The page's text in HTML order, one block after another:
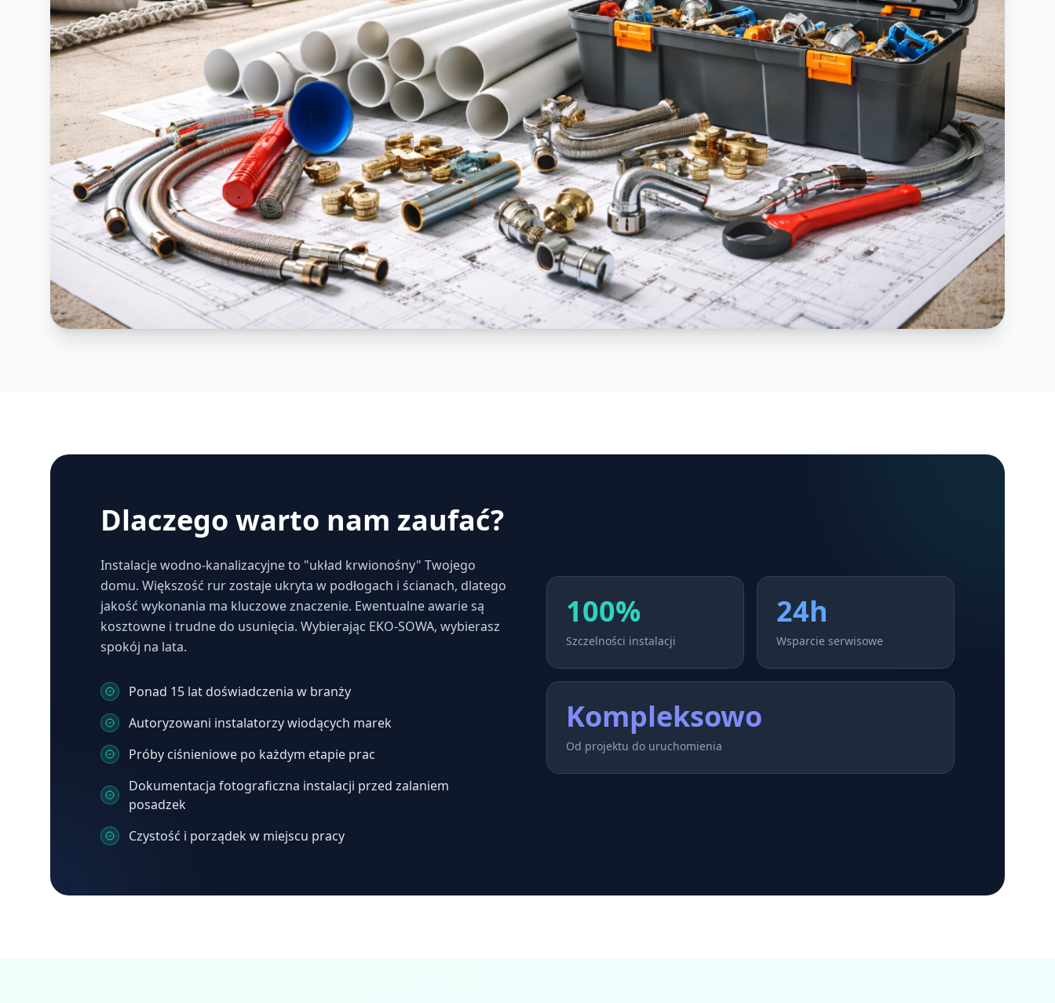
Dlaczego warto nam zaufać?
Instalacje wodno-kanalizacyjne to "układ krwionośny" Twojego
domu. Większość rur zostaje ukryta w podłogach i ścianach, dlatego
jakość wykonania ma kluczowe znaczenie. Ewentualne awarie są
kosztowne i trudne do usunięcia. Wybierając EKO-SOWA, wybierasz
spokój na lata.
Ponad 15 lat doświadczenia w branży
Autoryzowani instalatorzy wiodących marek
Próby ciśnieniowe po każdym etapie prac
Dokumentacja fotograficzna instalacji przed zalaniem
posadzek
Czystość i porządek w miejscu pracy
100%
Szczelności instalacji
24h
Wsparcie serwisowe
Kompleksowo
Od projektu do uruchomienia